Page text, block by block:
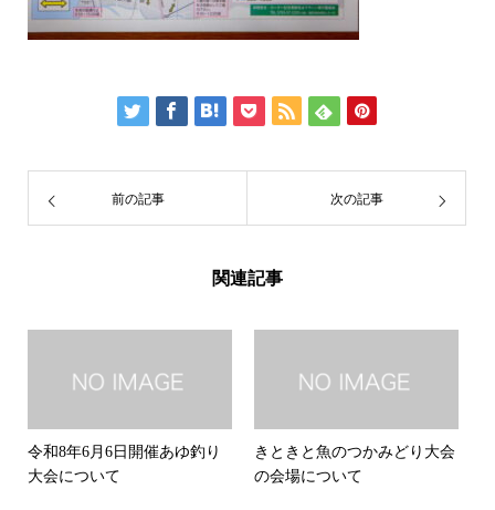
前の記事 次の記事
関連記事
令和8年6月6日開催あゆ釣り
大会について
きときと魚のつかみどり大会
の会場について